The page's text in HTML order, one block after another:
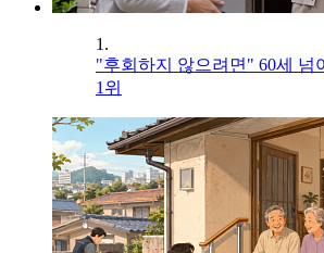
1.
"후회하지 않으려면" 60세 넘
1위